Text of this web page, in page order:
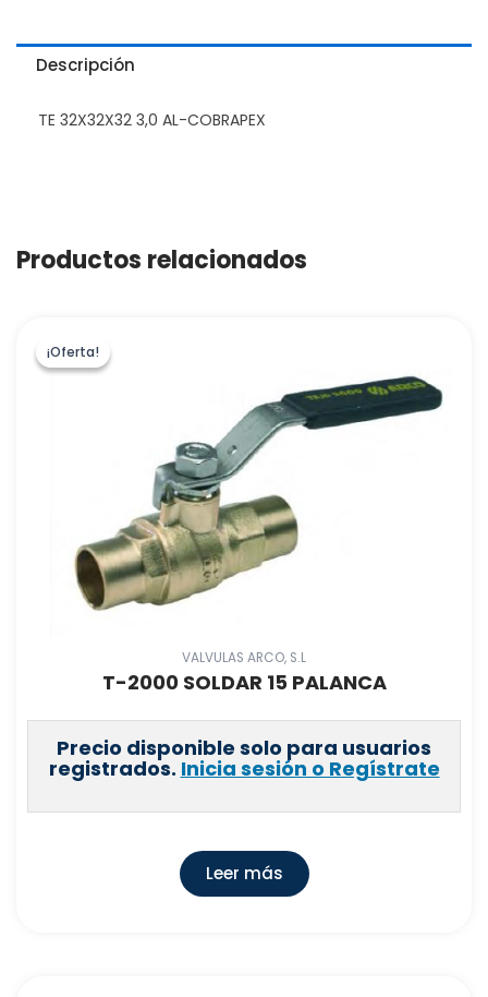
Descripción
TE 32X32X32 3,0 AL-COBRAPEX
Productos relacionados
¡Oferta!
¡Oferta!
VALVULAS ARCO, S.L
T-2000 SOLDAR 15 PALANCA
Precio disponible solo para usuarios
registrados. Inicia sesión o Regístrate
Leer más